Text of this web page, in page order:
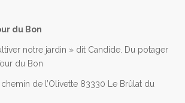
du Bon
notre jardin » dit Candide. Du potager
du Bon
de l’Olivette 83330 Le Brûlat du